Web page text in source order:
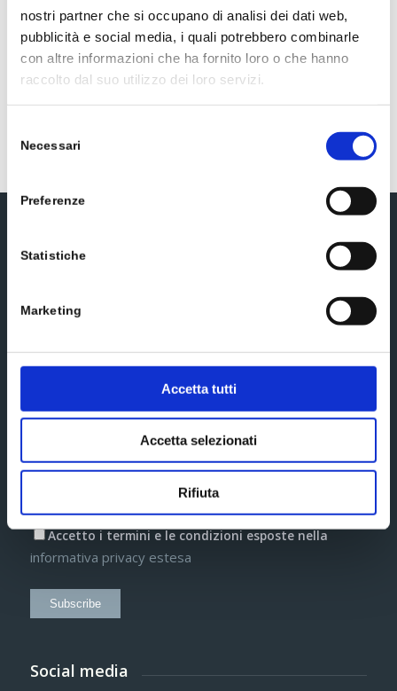
nostri partner che si occupano di analisi dei dati web,
pubblicità e social media, i quali potrebbero combinarle
con altre informazioni che ha fornito loro o che hanno
raccolto dal suo utilizzo dei loro servizi.
delNecessari
Preferenze
Statistiche
Marketing
Accetta tutti
Accetta selezionati
Rifiuta
0,4 mg
* Metodo di determinazione analitica: H.P.L.C.
Informazioni aggiuntive*
Accetto i termini e le condizioni esposte nella
informativa privacy estesa
Subscribe
Social media